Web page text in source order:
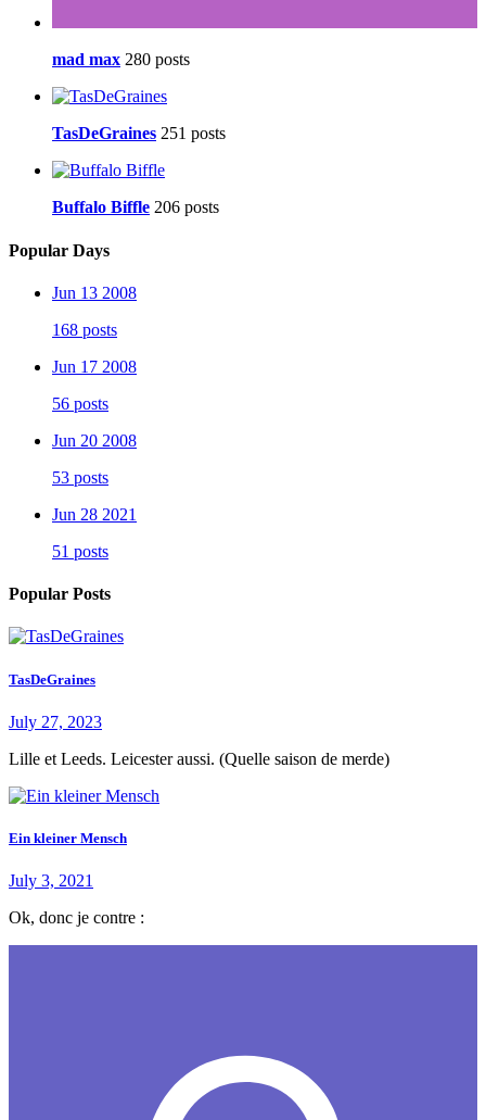
mad max 280 posts
TasDeGraines 251 posts
Buffalo Biffle 206 posts
Popular Days
Jun 13 2008
168 posts
Jun 17 2008
56 posts
Jun 20 2008
53 posts
Jun 28 2021
51 posts
Popular Posts
TasDeGraines
July 27, 2023
Lille et Leeds. Leicester aussi. (Quelle saison de merde)
Ein kleiner Mensch
July 3, 2021
Ok, donc je contre :